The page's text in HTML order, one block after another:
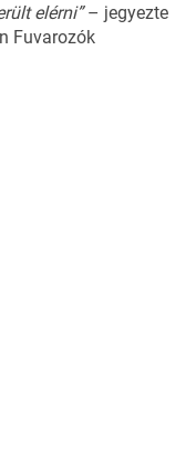
elérni”– jegyezte
Fuvarozók